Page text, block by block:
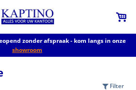
zonder afspraak - kom langs in onze
showroom
Filter